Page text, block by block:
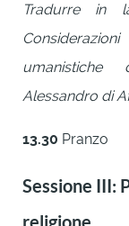
Tradurre in
umanistiche
Alessandro di
13.30 Pranzo
Sessione III: